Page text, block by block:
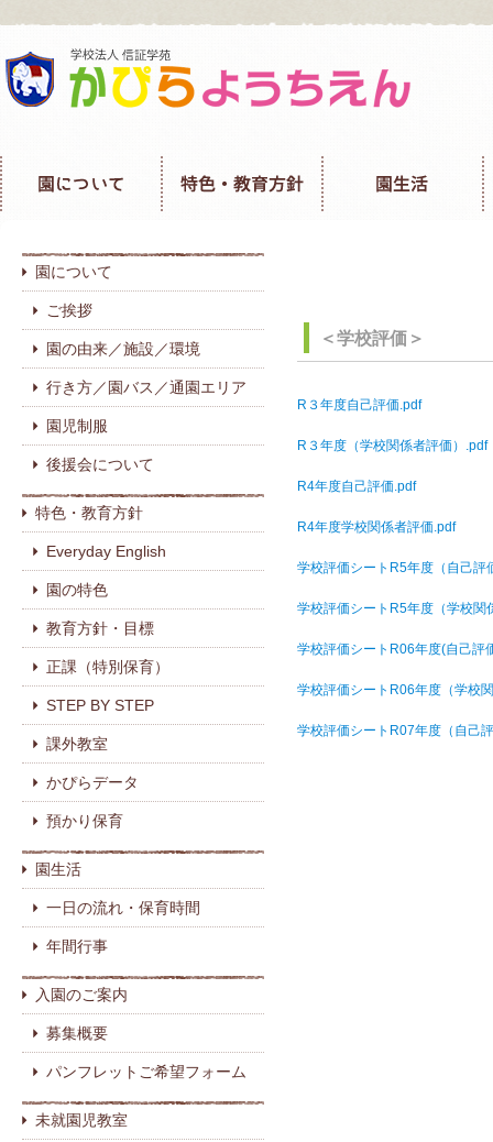
園について
ご挨拶
園の由来／施設／環境
行き方／園バス／通園エリア
園児制服
後援会について
特色・教育方針
Everyday English
園の特色
教育方針・目標
正課（特別保育）
STEP BY STEP
課外教室
かぴらデータ
預かり保育
園生活
一日の流れ・保育時間
年間行事
入園のご案内
募集概要
パンフレットご希望フォーム
未就園児教室
＜学校評価＞
R３年度自己評価.pdf
R３年度（学校関係者評価）.pdf
R4年度自己評価.pdf
R4年度学校関係者評価.pdf
学校評価シートR5年度（自己評
学校評価シートR5年度（学校関
学校評価シートR06年度(自己評
学校評価シートR06年度（学校
学校評価シートR07年度（自己